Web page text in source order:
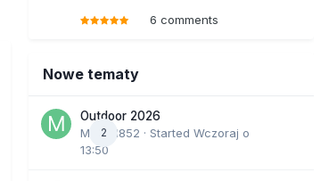
6 comments
Nowe tematy
2
Outdoor 2026
Marcel852 · Started Wczoraj o
13:50